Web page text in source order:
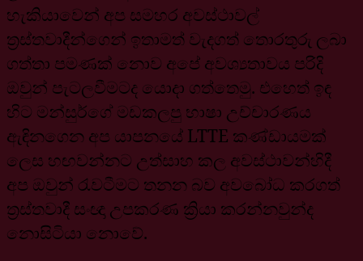
හැකියාවෙන් අප සමහර අවස්ථාවල්
ත්‍රස්තවාදීන්ගෙන් ඉතාමත් වැදගත් තොරතුරු ලබා
ගත්තා පමණක් නොව අපේ අවශ්‍යතාවය පරිදි
ඔවුන් පැටලවීමටද යොදා ගත්තෙමු. එහෙත් ඉඳ
හිට මන්සුර්ගේ මඩකලපු භාෂා උච්චාරණය
ඇඳිනගෙන අප යාපනයේ LTTE කණ්ඩායමක්
ලෙස හඟවන්නට උත්සාහ කල අවස්ථාවන්හිදී
අප ඔවුන් රැවටීමට තනන බව අවබෝධ කරගත්
ත්‍රස්තවාදී සංඥා උපකරණ ක්‍රියා කරන්නවුන්ද
නොසිටියා නොවේ.